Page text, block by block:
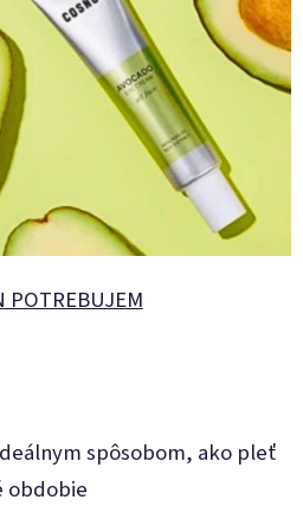
spôsobom, ako pleť
obdobie